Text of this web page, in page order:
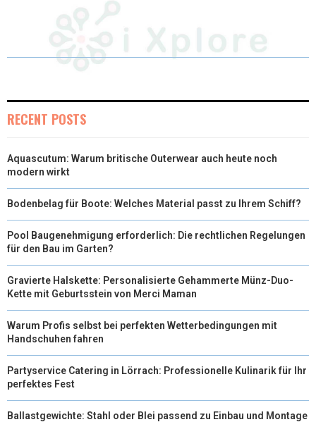
T
W
E
)
A
C
E
K
N
T
S
K
N
I
RECENT POSTS
Aquascutum: Warum britische Outerwear auch heute noch
modern wirkt
Bodenbelag für Boote: Welches Material passt zu Ihrem Schiff?
Pool Baugenehmigung erforderlich: Die rechtlichen Regelungen
für den Bau im Garten?
Gravierte Halskette: Personalisierte Gehammerte Münz-Duo-
Kette mit Geburtsstein von Merci Maman
Warum Profis selbst bei perfekten Wetterbedingungen mit
Handschuhen fahren
Partyservice Catering in Lörrach: Professionelle Kulinarik für Ihr
perfektes Fest
Ballastgewichte: Stahl oder Blei passend zu Einbau und Montage